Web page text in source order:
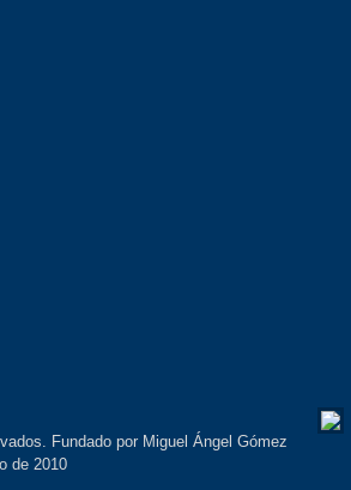
Fundado por Miguel Ángel Gómez
de 2010